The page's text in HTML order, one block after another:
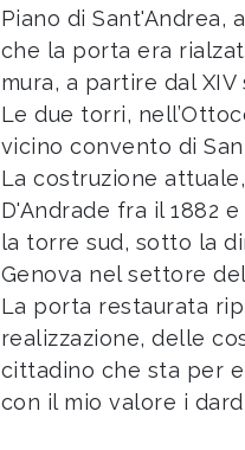
Piano di Sant'Andrea,
che la porta era
mura, a partire dal
Le due torri,
vicino convento di
La costruzione
D'Andrade fra il 1882
la torre sud, sotto la
Genova nel settore
La porta restaurata
realizzazione, delle
cittadino che sta per
con il mio valore i